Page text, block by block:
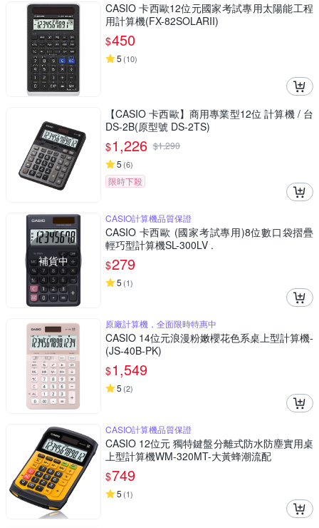
CASIO 卡西歐12位元國家考試專用太陽能工程
用計算機(FX-82SOLARII)
$450
5 (10)
【CASIO 卡西歐】商用專業型12位 計算機 / 台
DS-2B(原型號 DS-2TS)
$1,226 $1,290
5 (6)
限時下殺
補貨中
CASIO計算機品質保證
CASIO 卡西歐 (國家考試專用)8位數口袋摺疊
輕巧型計算機SL-300LV .
$279
5 (1)
原廠計算機，全面限時特惠中
CASIO 14位元浪漫粉嫩櫻花色系桌上型計算機-
(JS-40B-PK)
$1,549
5 (2)
CASIO計算機品質保證
CASIO 12位元 獨特鍵盤分離式防水防塵實用桌
上型計算機WM-320MT-大黃蜂潮流配
$749
5 (1)